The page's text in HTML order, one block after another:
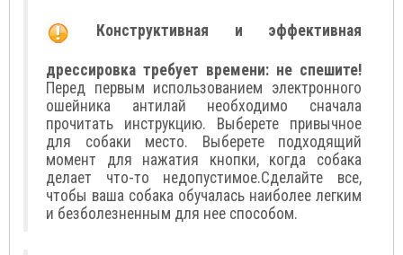
Конструктивная и эффективная
дрессировка требует времени: не спешите!
Перед первым использованием электронного
ошейника антилай необходимо сначала
прочитать инструкцию. Выберете привычное
для собаки место. Выберете подходящий
момент для нажатия кнопки, когда собака
делает что-то недопустимое.Сделайте все,
чтобы ваша собака обучалась наиболее легким
и безболезненным для нее способом.